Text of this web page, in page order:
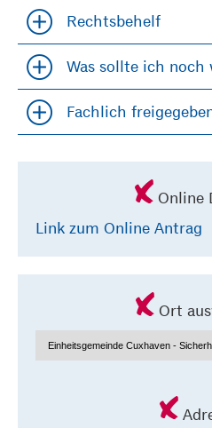
Accordion öfffnen und
Rechtsbehelf
Accordion öfffnen und
Was sollte ich noch
Accordion öfffnen und
Fachlich
Online
Link zum Online Antrag
Ort